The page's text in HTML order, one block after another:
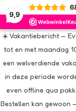
9,9
☀️ Vakantiebericht —
tot en met maandag
een welverdiende
in deze periode
even offline qua
Bestellen kan gewoon